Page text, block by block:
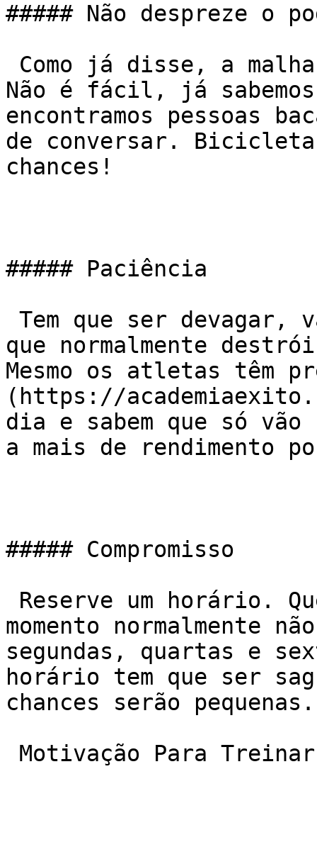
##### Não despreze o
Não é fácil, já
encontramos pessoas
de conversar. Bicicleta
chances!
##### Paciência
que normalmente
Mesmo os atletas têm
(https://
dia e sabem que só vão
a mais de rendimento
##### Compromisso
momento normalmente
segundas, quartas e
horário tem que ser
chances serão pequenas.